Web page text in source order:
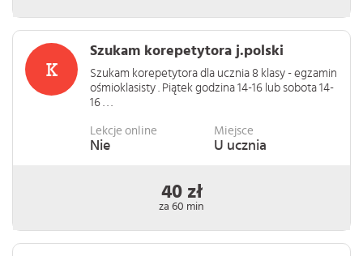
Szukam korepetytora j.polski
Szukam korepetytora dla ucznia 8 klasy - egzamin
ośmioklasisty . Piątek godzina 14-16 lub sobota 14-
16 . . .
Lekcje online
Nie
Miejsce
U ucznia
40 zł
za 60 min